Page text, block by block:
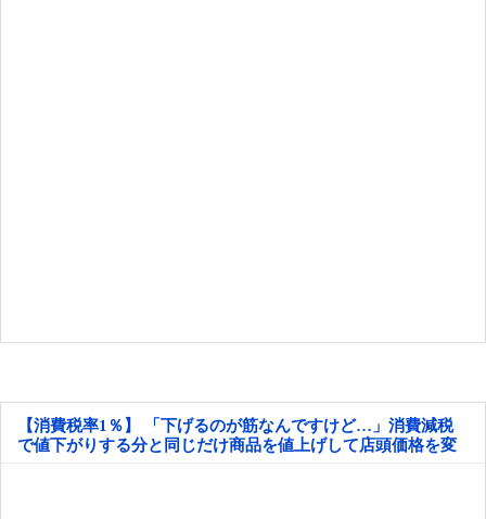
【消費税率1％】 「下げるのが筋なんですけど…」消費減税
で値下がりする分と同じだけ商品を値上げして店頭価格を変
えない店も